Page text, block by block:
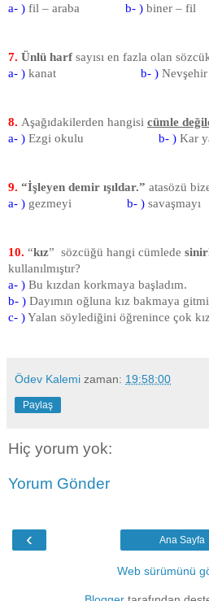
a- ) fil – araba b- ) biner
7. Ünlü harf sayısı en fazla olan
a- ) kanat b- )
8. Aşağıdakilerden hangisi cümle
a- ) Ezgi okulu b- ) Kar
9. “İşleyen demir ışıldar.” atasözü
a- ) gezmeyi b- )
10. “kız” sözcüğü hangi cümlede
kullanılmıştır?
a- ) Bu kızdan korkmaya başladım.
b- ) Dayımın oğluna kız bakmaya
c- )Yalan söylediğini öğrenince çok
Ödev Kalemi zaman: 19:58:00
Paylaş
Hiç yorum yok:
Yorum Gönder
‹ Ana Sayfa
Web sürümünü